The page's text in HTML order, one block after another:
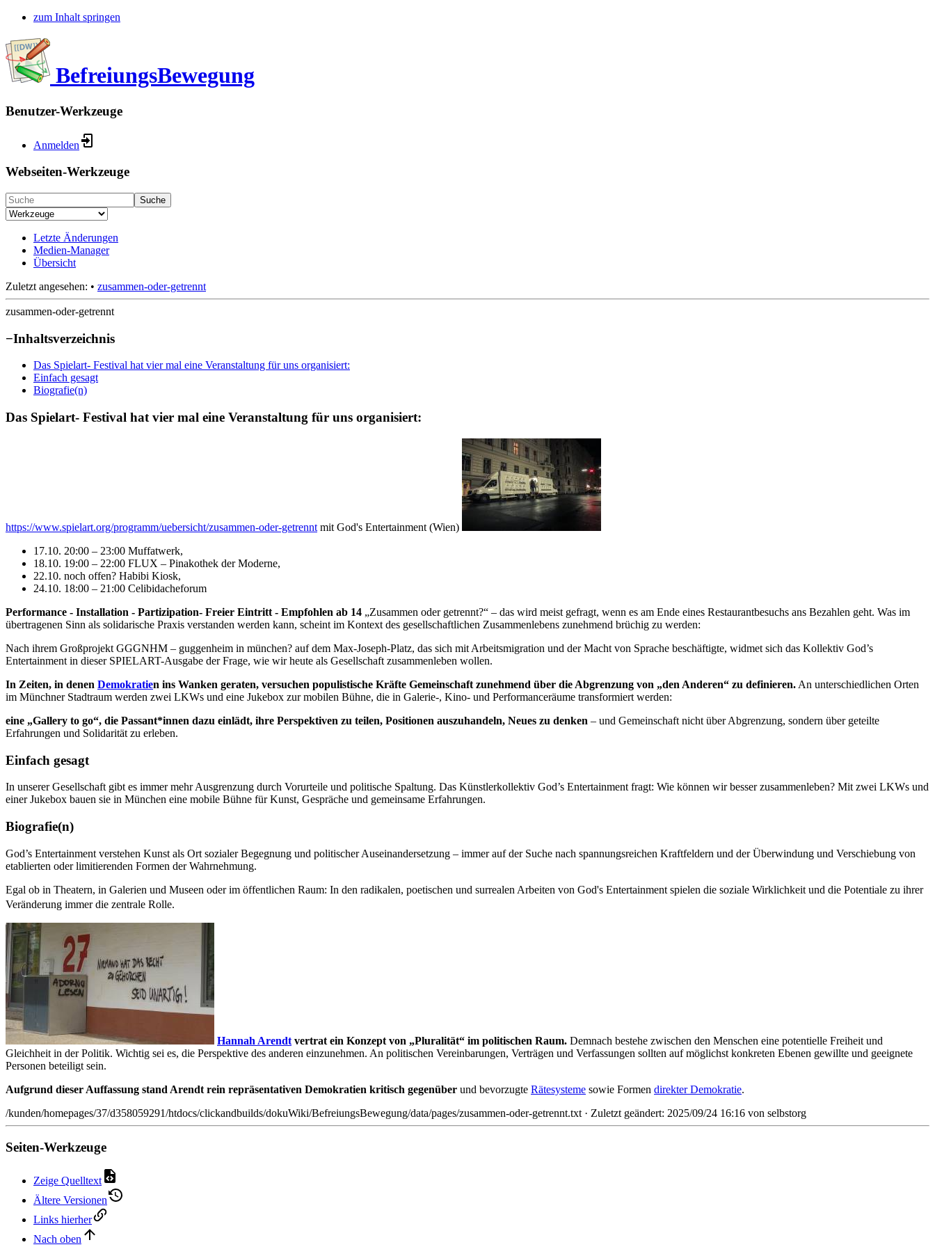
zum Inhalt springen
BefreiungsBewegung
Benutzer-Werkzeuge
Anmelden
Webseiten-Werkzeuge
Suche
Letzte Änderungen
Medien-Manager
Übersicht
Zuletzt angesehen: • zusammen-oder-getrennt
zusammen-oder-getrennt
−Inhaltsverzeichnis
Das Spielart- Festival hat vier mal eine Veranstaltung für uns organisiert:
Einfach gesagt
Biografie(n)
Das Spielart- Festival hat vier mal eine Veranstaltung für uns organisiert:
https://www.spielart.org/programm/uebersicht/zusammen-oder-getrennt mit God's Entertainment (Wien)
17.10. 20:00 – 23:00 Muffatwerk,
18.10. 19:00 – 22:00 FLUX – Pinakothek der Moderne,
22.10. noch offen? Habibi Kiosk,
24.10. 18:00 – 21:00 Celibidacheforum
Performance - Installation - Partizipation- Freier Eintritt - Empfohlen ab 14 „Zusammen oder getrennt?“ – das wird meist gefragt, wenn es am Ende eines Restaurantbesuchs ans Bezahlen geht. Was im
übertragenen Sinn als solidarische Praxis verstanden werden kann, scheint im Kontext des gesellschaftlichen Zusammenlebens zunehmend brüchig zu werden:
Nach ihrem Großprojekt GGGNHM – guggenheim in münchen? auf dem Max-Joseph-Platz, das sich mit Arbeitsmigration und der Macht von Sprache beschäftigte, widmet sich das Kollektiv God’s
Entertainment in dieser SPIELART-Ausgabe der Frage, wie wir heute als Gesellschaft zusammenleben wollen.
In Zeiten, in denen Demokratien ins Wanken geraten, versuchen populistische Kräfte Gemeinschaft zunehmend über die Abgrenzung von „den Anderen“ zu definieren. An unterschiedlichen Orten
im Münchner Stadtraum werden zwei LKWs und eine Jukebox zur mobilen Bühne, die in Galerie-, Kino- und Performanceräume transformiert werden:
eine „Gallery to go“, die Passant*innen dazu einlädt, ihre Perspektiven zu teilen, Positionen auszuhandeln, Neues zu denken – und Gemeinschaft nicht über Abgrenzung, sondern über geteilte
Erfahrungen und Solidarität zu erleben.
Einfach gesagt
In unserer Gesellschaft gibt es immer mehr Ausgrenzung durch Vorurteile und politische Spaltung. Das Künstlerkollektiv God’s Entertainment fragt: Wie können wir besser zusammenleben? Mit zwei LKWs und
einer Jukebox bauen sie in München eine mobile Bühne für Kunst, Gespräche und gemeinsame Erfahrungen.
Biografie(n)
God’s Entertainment verstehen Kunst als Ort sozialer Begegnung und politischer Auseinandersetzung – immer auf der Suche nach spannungsreichen Kraftfeldern und der Überwindung und Verschiebung von
etablierten oder limitierenden Formen der Wahrnehmung.
Egal ob in Theatern, in Galerien und Museen oder im öffentlichen Raum: In den radikalen, poetischen und surrealen Arbeiten von God's Entertainment spielen die soziale Wirklichkeit und die Potentiale zu ihrer
Veränderung immer die zentrale Rolle.
Hannah Arendt vertrat ein Konzept von „Pluralität“ im politischen Raum. Demnach bestehe zwischen den Menschen eine potentielle Freiheit und
Gleichheit in der Politik. Wichtig sei es, die Perspektive des anderen einzunehmen. An politischen Vereinbarungen, Verträgen und Verfassungen sollten auf möglichst konkreten Ebenen gewillte und geeignete
Personen beteiligt sein.
Aufgrund dieser Auffassung stand Arendt rein repräsentativen Demokratien kritisch gegenüber und bevorzugte Rätesysteme sowie Formen direkter Demokratie.
/kunden/homepages/37/d358059291/htdocs/clickandbuilds/dokuWiki/BefreiungsBewegung/data/pages/zusammen-oder-getrennt.txt · Zuletzt geändert: 2025/09/24 16:16 von selbstorg
Seiten-Werkzeuge
Zeige Quelltext
Ältere Versionen
Links hierher
Nach oben